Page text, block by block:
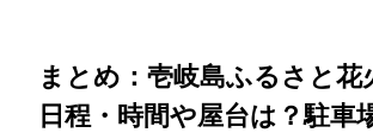
まとめ：壱岐島ふるさと花
日程・時間や屋台は？駐車